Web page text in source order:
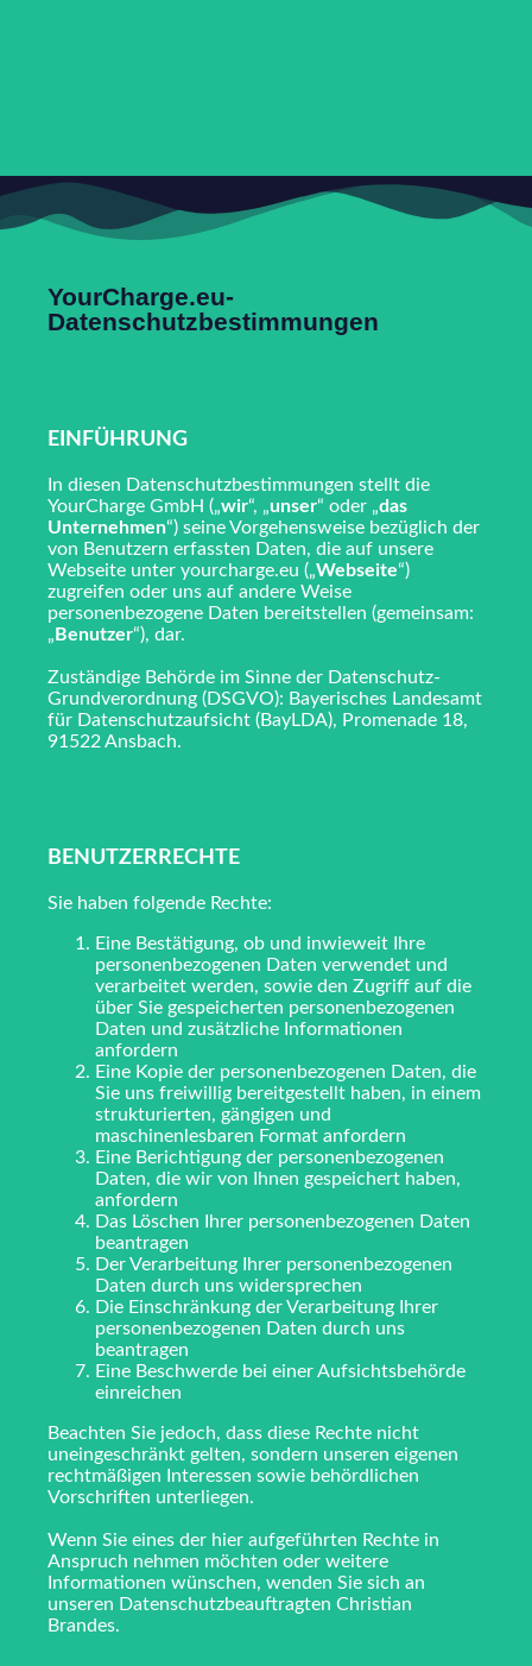
YourCharge.eu-
Datenschutzbestimmungen
EINFÜHRUNG
In diesen Datenschutzbestimmungen stellt die
YourCharge GmbH („wir“, „unser“ oder „das
Unternehmen“) seine Vorgehensweise bezüglich der
von Benutzern erfassten Daten, die auf unsere
Webseite unter yourcharge.eu („Webseite“)
zugreifen oder uns auf andere Weise
personenbezogene Daten bereitstellen (gemeinsam:
„ Benutzer“), dar.
Zuständige Behörde im Sinne der Datenschutz-
Grundverordnung (DSGVO): Bayerisches Landesamt
für Datenschutzaufsicht (BayLDA), Promenade 18,
91522 Ansbach.
BENUTZERRECHTE
Sie haben folgende Rechte:
Eine Bestätigung, ob und inwieweit Ihre
personenbezogenen Daten verwendet und
verarbeitet werden, sowie den Zugriff auf die
über Sie gespeicherten personenbezogenen
Daten und zusätzliche Informationen
anfordern
Eine Kopie der personenbezogenen Daten, die
Sie uns freiwillig bereitgestellt haben, in einem
strukturierten, gängigen und
maschinenlesbaren Format anfordern
Eine Berichtigung der personenbezogenen
Daten, die wir von Ihnen gespeichert haben,
anfordern
Das Löschen Ihrer personenbezogenen Daten
beantragen
Der Verarbeitung Ihrer personenbezogenen
Daten durch uns widersprechen
Die Einschränkung der Verarbeitung Ihrer
personenbezogenen Daten durch uns
beantragen
Eine Beschwerde bei einer Aufsichtsbehörde
einreichen
Beachten Sie jedoch, dass diese Rechte nicht
uneingeschränkt gelten, sondern unseren eigenen
rechtmäßigen Interessen sowie behördlichen
Vorschriften unterliegen.
Wenn Sie eines der hier aufgeführten Rechte in
Anspruch nehmen möchten oder weitere
Informationen wünschen, wenden Sie sich an
unseren Datenschutzbeauftragten Christian
Brandes.